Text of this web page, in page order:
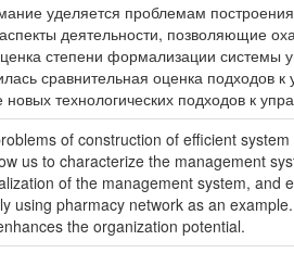
уделяется проблемам
деятельности, позволяющие
степени формализации системы
сравнительная оценка
технологических подходов к
of construction of efficient
us to characterize the management
of the management system, and
using pharmacy network as an
the organization potential.